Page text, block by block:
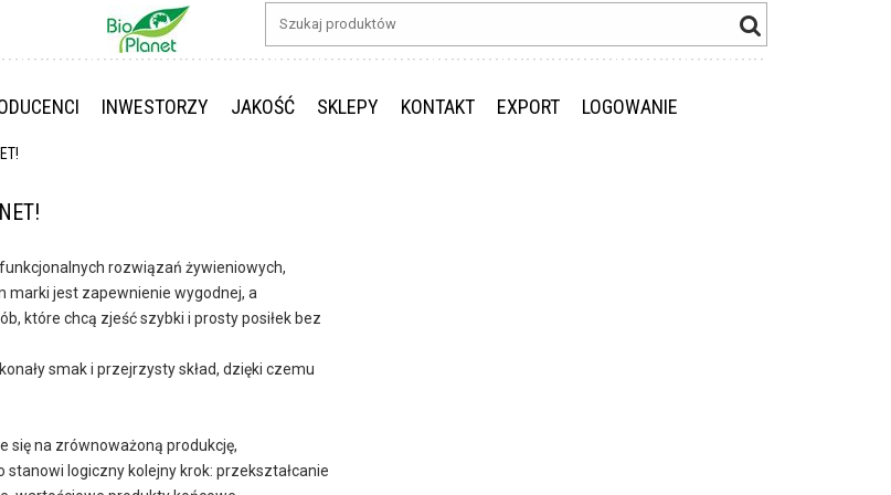
INWESTORZY JAKOŚĆ SKLEPY KONTAKT EXPORT LOGOWANIE
rozwiązań żywieniowych,
marki jest zapewnienie wygodnej, a
które chcą zjeść szybki i prosty posiłek bez
smak i przejrzysty skład, dzięki czemu
się na zrównoważoną produkcję,
stanowi logiczny kolejny krok: przekształcanie